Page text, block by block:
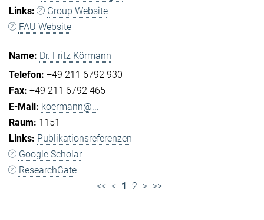
Group Website
FAU Website
Dr. Fritz Körmann
+49 211 6792 930
+49 211 6792 465
koermann@...
1151
Publikationsreferenzen
Google Scholar
ResearchGate
<< < 1 2 > >>